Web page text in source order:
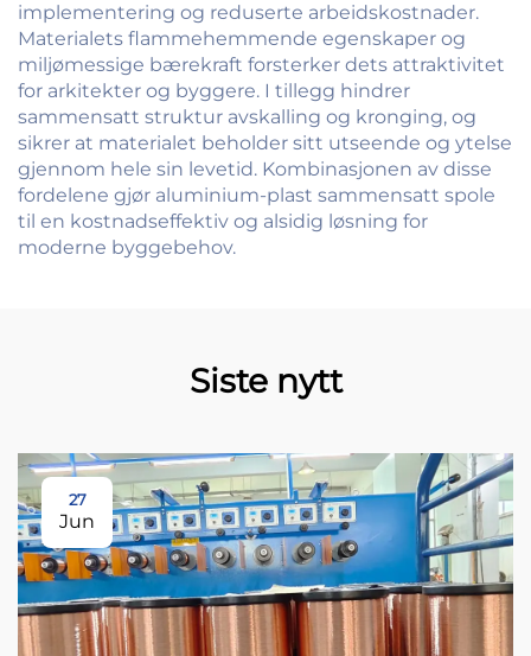
implementering og reduserte arbeidskostnader.
Materialets flammehemmende egenskaper og
miljømessige bærekraft forsterker dets attraktivitet
for arkitekter og byggere. I tillegg hindrer
sammensatt struktur avskalling og kronging, og
sikrer at materialet beholder sitt utseende og ytelse
gjennom hele sin levetid. Kombinasjonen av disse
fordelene gjør aluminium-plast sammensatt spole
til en kostnadseffektiv og alsidig løsning for
moderne byggebehov.
Siste nytt
27
Jun